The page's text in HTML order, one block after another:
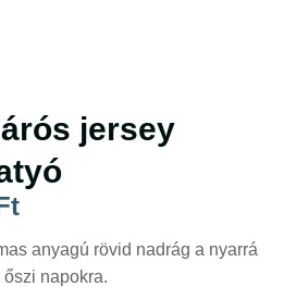
jersey
anyagú rövid nadrág a nyarrá
napokra.